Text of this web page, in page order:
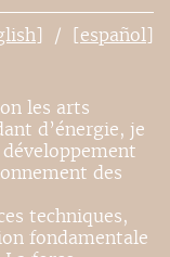
[español]
les arts
d’énergie, je
des
techniques,
fondamentale